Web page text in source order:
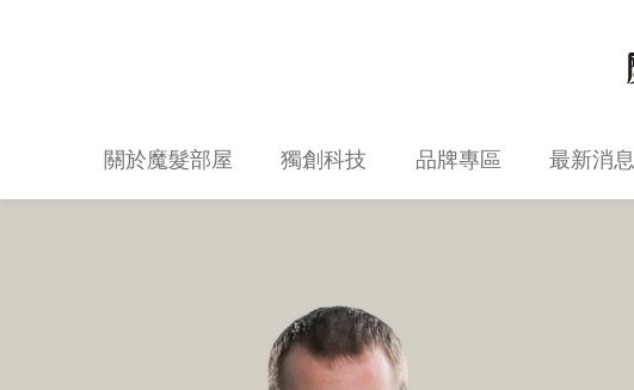
關於魔髮部屋 獨創科技 品牌專區 最新消息